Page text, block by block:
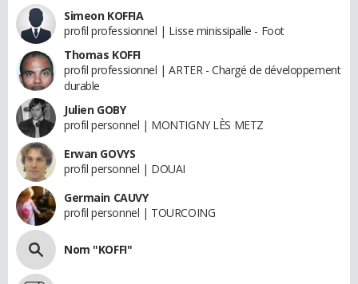
Simeon KOFFIA
profil professionnel | Lisse minissipalle - Foot
Thomas KOFFI
profil professionnel | ARTER - Chargé de développement
durable
Julien GOBY
profil personnel | MONTIGNY LÈS METZ
Erwan GOVYS
profil personnel | DOUAI
Germain CAUVY
profil personnel | TOURCOING
Nom "KOFFI"